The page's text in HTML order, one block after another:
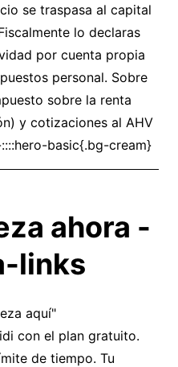
se traspasa al capital
lo declaras
por cuenta propia
personal. Sobre
sobre la renta
y cotizaciones al AHV
basic{.bg-cream}
ahora -
links
aquí"
con el plan gratuito.
de tiempo. Tu